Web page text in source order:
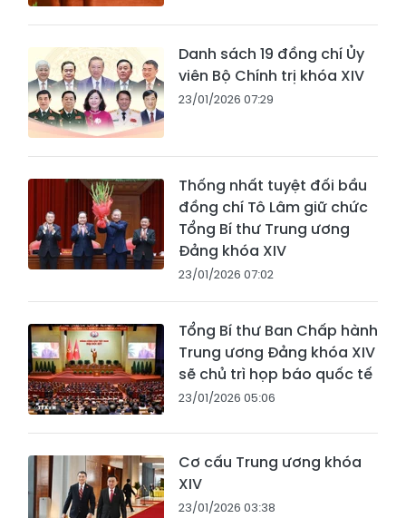
Danh sách 19 đồng chí Ủy
viên Bộ Chính trị khóa XIV
23/01/2026 07:29
Thống nhất tuyệt đối bầu
đồng chí Tô Lâm giữ chức
Tổng Bí thư Trung ương
Đảng khóa XIV
23/01/2026 07:02
Tổng Bí thư Ban Chấp hành
Trung ương Đảng khóa XIV
sẽ chủ trì họp báo quốc tế
23/01/2026 05:06
Cơ cấu Trung ương khóa
XIV
23/01/2026 03:38